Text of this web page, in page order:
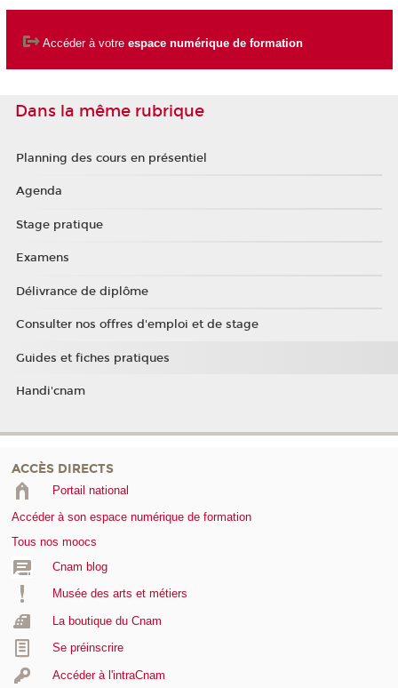
Accéder à votre espace numérique de formation
Dans la même rubrique
Planning des cours en présentiel
Agenda
Stage pratique
Examens
Délivrance de diplôme
Consulter nos offres d'emploi et de stage
Guides et fiches pratiques
Handi'cnam
ACCÈS DIRECTS
Portail national
Accéder à son espace numérique de formation
Tous nos moocs
Cnam blog
Musée des arts et métiers
La boutique du Cnam
Se préinscrire
Accéder à l'intraCnam